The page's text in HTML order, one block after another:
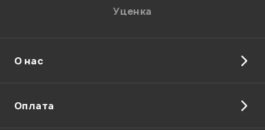
Отправить
Уценка
О нас
Оплата